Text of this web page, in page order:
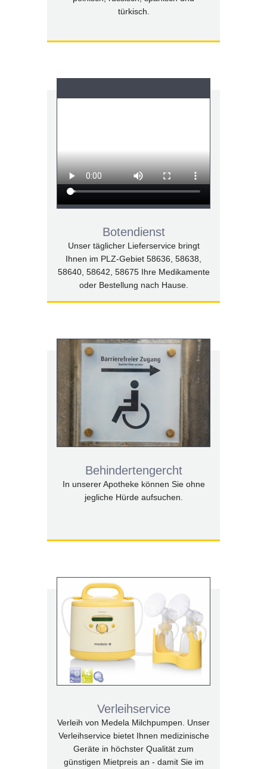
türkisch.
Botendienst
Unser täglicher Lieferservice bringt
Ihnen im PLZ-Gebiet 58636, 58638,
58640, 58642, 58675 Ihre Medikamente
oder Bestellung nach Hause.
Behindertengercht
In unserer Apotheke können Sie ohne
jegliche Hürde aufsuchen.
Verleihservice
Verleih von Medela Milchpumpen. Unser
Verleihservice bietet Ihnen medizinische
Geräte in höchster Qualität zum
günstigen Mietpreis an - damit Sie im